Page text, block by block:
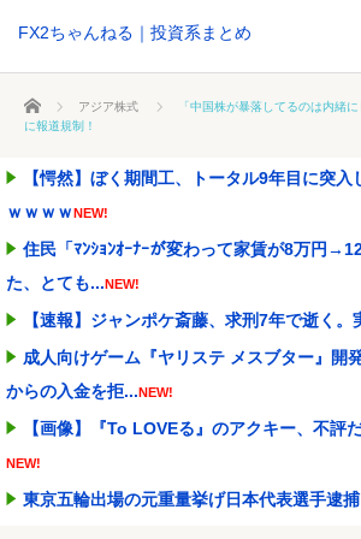
FX2ちゃんねる｜投資系まとめ
ホーム アジア株式
「中国株が暴落してるのは内緒
に報道規制！
【愕然】ぼく期間工、トータル9年目に突入
ｗｗｗｗNEW!
住民「ﾏﾝｼｮﾝｵｰﾅｰが変わって家賃が8万円
た、とても...NEW!
【速報】ジャンポケ斎藤、求刑7年で逝く。
成人向けゲーム『ヤリステ メスブター』開
からの入金を拒...NEW!
【画像】『To LOVEる』のアクキー、不評
NEW!
東京五輪出場の元重量挙げ日本代表選手逮